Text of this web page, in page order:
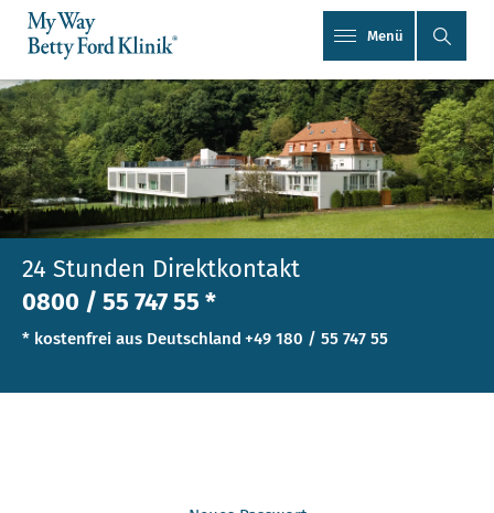
Menü
24 Stunden Direktkontakt
0800 / 55 747 55 *
* kostenfrei aus Deutschland +49 180 / 55 747 55